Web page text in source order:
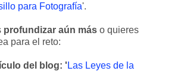
para Fotografía'.
profundizar aún más o quieres
para el reto:
del blog: ' Las Leyes de la